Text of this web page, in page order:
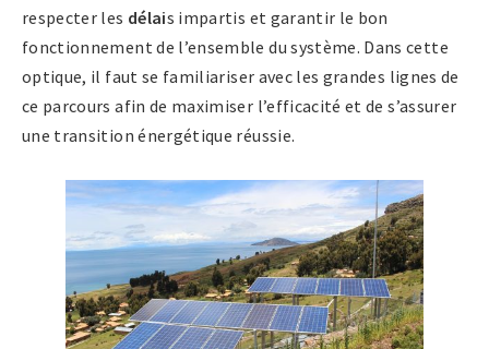
respecter les délais impartis et garantir le bon
fonctionnement de l’ensemble du système. Dans cette
optique, il faut se familiariser avec les grandes lignes de
ce parcours afin de maximiser l’efficacité et de s’assurer
une transition énergétique réussie.